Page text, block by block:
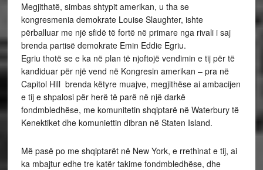
Megjithatë, simbas shtypit amerikan, u tha se
kongresmenia demokrate Louise Slaughter, ishte
përballuar me një sfidë të fortë në primare nga rivali i saj
brenda partisë demokrate Emin Eddie Egriu.
Egriu thotë se e ka në plan të njoftojë vendimin e tij për të
kandiduar për një vend në Kongresin amerikan – pra në
Capitol Hill brenda këtyre muajve, megjithëse ai ambacijen
e tij e shpalosi për herë të parë në një darkë
fondmbledhëse, me komunitetin shqiptarë në Waterbury të
Kenektiket dhe komuniettin dibran në Staten Island.
Më pasë po me shqiptarët në New York, e rrethinat e tij, ai
ka mbajtur edhe tre katër takime fondmbledhëse, dhe